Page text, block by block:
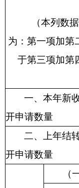
（本列数
为：第一项加第
于第三项加第
一、本年新
开申请数量
二、上年结
开申请数量
（